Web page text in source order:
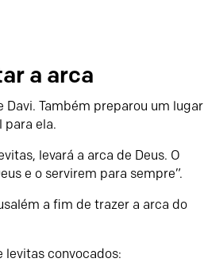
a arca
Davi. Também preparou um lugar
para ela.
levará a arca de Deus. O
e o servirem para sempre”.
a fim de trazer a arca do
levitas convocados: